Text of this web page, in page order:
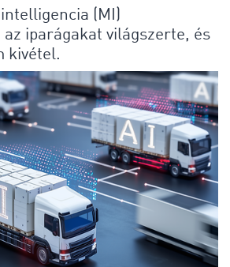
(MI)
iparágakat világszerte, és
kivétel.